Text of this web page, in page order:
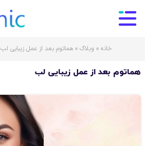
خانه » وبلاگ » هماتوم بعد از عمل زیبایی لب
هماتوم بعد از عمل زیبایی لب